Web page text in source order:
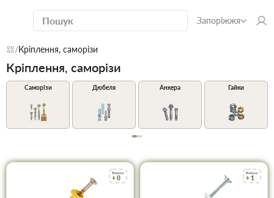
Запоріжжя
Кріплення, саморізи
Кріплення, саморізи
Саморізи Дюбеля Анкера Гайки
Бонуси
+ 0
Бонуси
+ 1